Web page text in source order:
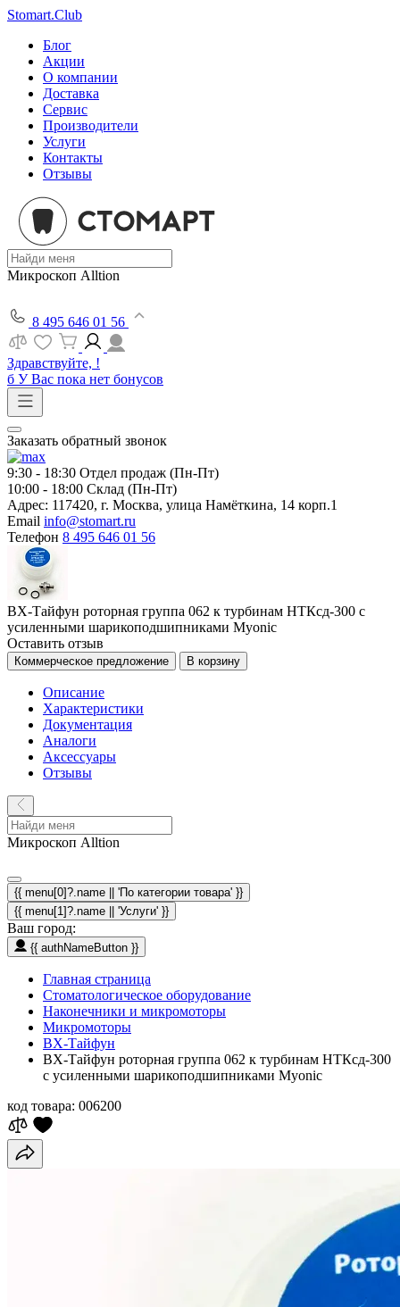
Stomart.Club
Блог
Акции
О компании
Доставка
Сервис
Производители
Услуги
Контакты
Отзывы
Микроскоп Alltion
8 495 646 01 56
Здравствуйте, !
б У Вас пока нет бонусов
Заказать обратный звонок
9:30 - 18:30 Отдел продаж (Пн-Пт)
10:00 - 18:00 Склад (Пн-Пт)
Адрес: 117420, г. Москва, улица Намёткина, 14 корп.1
Email info@stomart.ru
Телефон 8 495 646 01 56
ВХ-Тайфун роторная группа 062 к турбинам НТКсд-300 с
усиленными шарикоподшипниками Myonic
Оставить отзыв
Коммерческое предложение В корзину
Описание
Характеристики
Документация
Аналоги
Аксессуары
Отзывы
Микроскоп Alltion
{{ menu[0]?.name || 'По категории товара' }}
{{ menu[1]?.name || 'Услуги' }}
Ваш город:
{{ authNameButton }}
Главная страница
Стоматологическое оборудование
Наконечники и микромоторы
Микромоторы
ВХ-Тайфун
ВХ-Тайфун роторная группа 062 к турбинам НТКсд-300
с усиленными шарикоподшипниками Myonic
код товара: 006200